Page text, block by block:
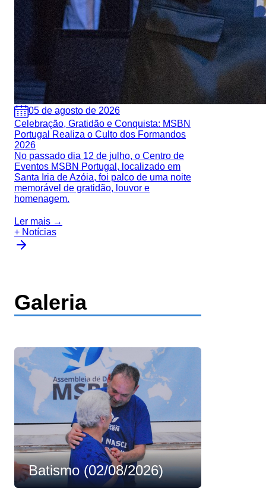
05 de agosto de 2026
Celebração, Gratidão e Conquista: MSBN
Portugal Realiza o Culto dos Formandos
2026
No passado dia 12 de julho, o Centro de
Eventos MSBN Portugal, localizado em
Santa Iria de Azóia, foi palco de uma noite
memorável de gratidão, louvor e
homenagem.
Ler mais →
+ Notícias
Galeria
Batismo (02/08/2026)